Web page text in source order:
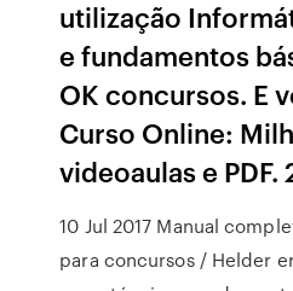
utilização
e fundamentos
OK concursos. E
Curso Online:
videoaulas e PDF.
10 Jul 2017 Manual
para concursos / Helder